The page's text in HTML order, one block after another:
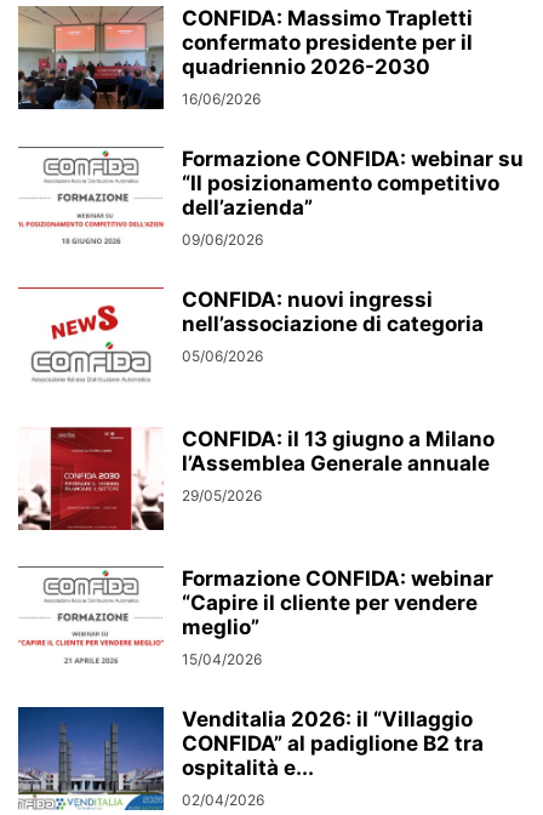
CONFIDA: Massimo Trapletti
confermato presidente per il
quadriennio 2026-2030
16/06/2026
Formazione CONFIDA: webinar su
“Il posizionamento competitivo
dell’azienda”
09/06/2026
CONFIDA: nuovi ingressi
nell’associazione di categoria
05/06/2026
CONFIDA: il 13 giugno a Milano
l’Assemblea Generale annuale
29/05/2026
Formazione CONFIDA: webinar
“Capire il cliente per vendere
meglio”
15/04/2026
Venditalia 2026: il “Villaggio
CONFIDA” al padiglione B2 tra
ospitalità e...
02/04/2026